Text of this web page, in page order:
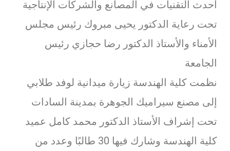
أحدث التقنيات في المصانع والشركات الإنتاجية
تحت رعاية الدكتور يحيى مبروك رئيس مجلس
الأمناء والأستاذ الدكتور رضا حجازي رئيس
الجامعة
نظمت كلية الهندسة زيارة ميدانية لوفد طلابي
إلى مصنع سيراميك الجوهرة بمدينة السادات
تحت إشراف الأستاذ الدكتور محمد كامل عميد
كلية الهندسة وشارك فيها 30 طالبًا وعدد من